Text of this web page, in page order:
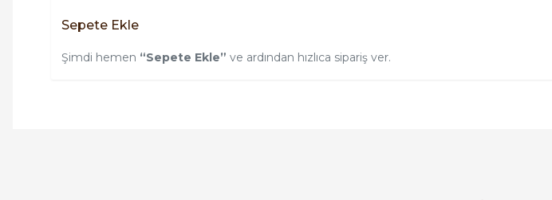
Sepete Ekle
Şimdi hemen “Sepete Ekle” ve ardından hızlıca sipariş ver.